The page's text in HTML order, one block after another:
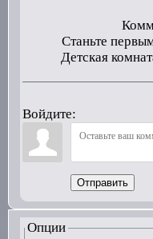
Станьте
Детская
Войдите:
Отправить
Опции